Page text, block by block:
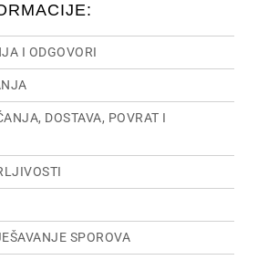
I ODGOVORI
DOSTAVA, POVRAT I
SPOROVA